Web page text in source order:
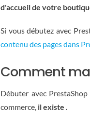
d'accueil de votre
Si vous débutez avec
contenu des pages dans
Comment
Débuter avec
commerce, il existe .